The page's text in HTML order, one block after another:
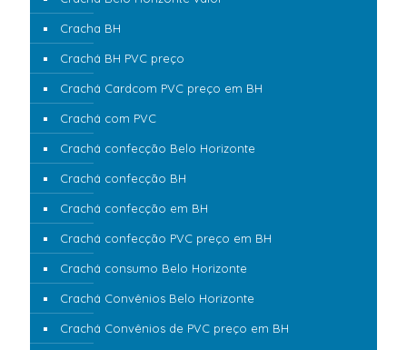
Cracha BH
Crachá BH PVC preço
Crachá Cardcom PVC preço em BH
Crachá com PVC
Crachá confecção Belo Horizonte
Crachá confecção BH
Crachá confecção em BH
Crachá confecção PVC preço em BH
Crachá consumo Belo Horizonte
Crachá Convênios Belo Horizonte
Crachá Convênios de PVC preço em BH